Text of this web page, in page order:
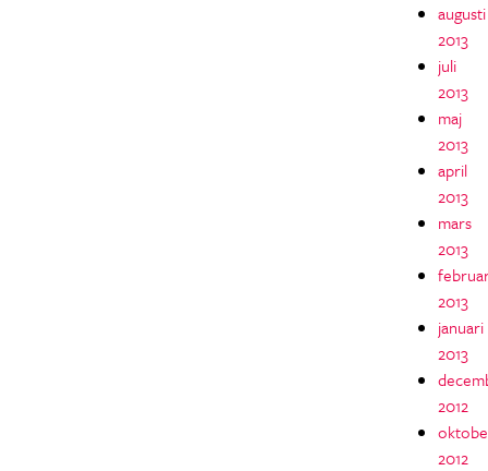
augusti
2013
juli
2013
maj
2013
april
2013
mars
2013
2013
januari
2013
2012
2012